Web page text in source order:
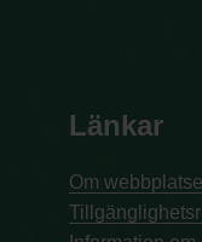
Länkar
Om